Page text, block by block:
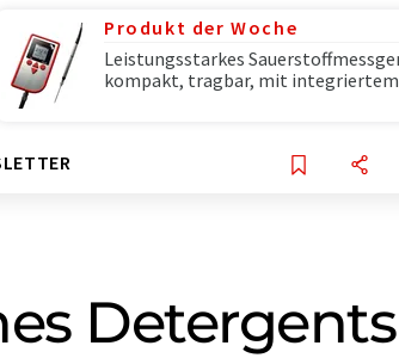
Produkt der Woche
Leistungsstarkes
kompakt, tragbar, mit integriertem